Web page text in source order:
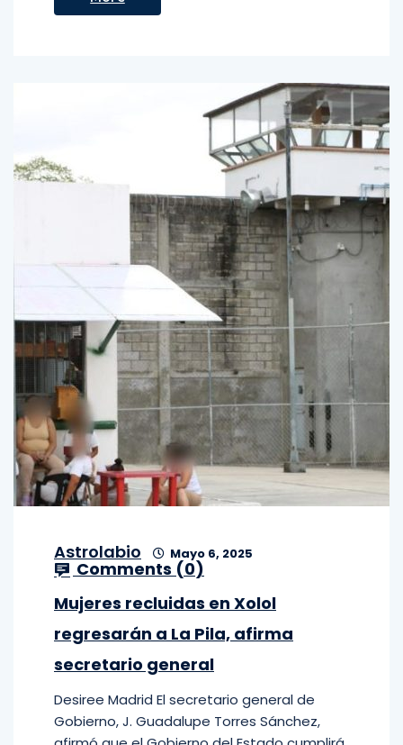
Astrolabio Mayo 6, 2025
Comments (0)
Mujeres recluidas en Xolol
regresarán a La Pila, afirma
secretario general
Desiree Madrid El secretario general de
Gobierno, J. Guadalupe Torres Sánchez,